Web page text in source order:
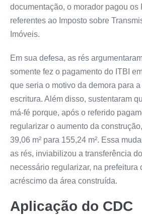
documentação, o morador pagou os
referentes ao Imposto sobre
Imóveis.
Em sua defesa, as rés
somente fez o pagamento do ITBI
que seria o motivo da demora para
escritura. Além disso, sustentaram
má-fé porque, após o referido
regularizar o aumento da
39,06 m² para 155,24 m². Essa
as rés, inviabilizou a transferência
necessário regularizar, na prefeitura
acréscimo da área construída.
Aplicação do CDC